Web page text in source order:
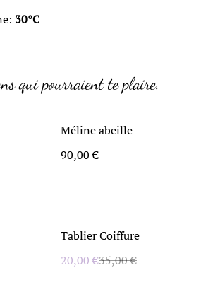
30°C
qui pourraient te plaire.
Méline abeille
90,00 €
%
Tablier Coiffure
20,00 €35,00 €